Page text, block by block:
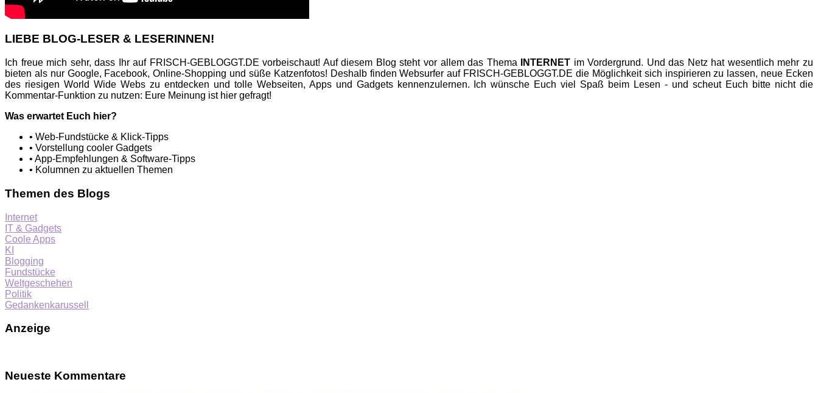
LIEBE BLOG-LESER & LESERINNEN!
Ich freue mich sehr, dass Ihr auf FRISCH-GEBLOGGT.DE vorbeischaut! Auf diesem Blog steht vor allem das Thema INTERNET im Vordergrund. Und das Netz hat wesentlich mehr zu
bieten als nur Google, Facebook, Online-Shopping und süße Katzenfotos! Deshalb finden Websurfer auf FRISCH-GEBLOGGT.DE die Möglichkeit sich inspirieren zu lassen, neue Ecken
des riesigen World Wide Webs zu entdecken und tolle Webseiten, Apps und Gadgets kennenzulernen. Ich wünsche Euch viel Spaß beim Lesen - und scheut Euch bitte nicht die
Kommentar-Funktion zu nutzen: Eure Meinung ist hier gefragt!
Was erwartet Euch hier?
• Web-Fundstücke & Klick-Tipps
• Vorstellung cooler Gadgets
• App-Empfehlungen & Software-Tipps
• Kolumnen zu aktuellen Themen
Themen des Blogs
Internet
IT & Gadgets
Coole Apps
KI
Blogging
Fundstücke
Weltgeschehen
Politik
Gedankenkarussell
Anzeige
Neueste Kommentare